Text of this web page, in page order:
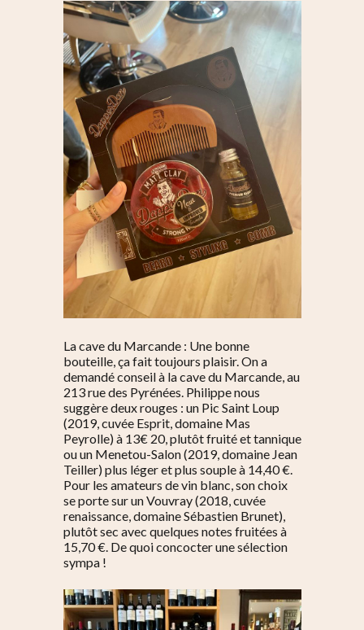
La cave du Marcande : Une bonne
bouteille, ça fait toujours plaisir. On a
demandé conseil à la cave du Marcande, au
213 rue des Pyrénées. Philippe nous
suggère deux rouges : un Pic Saint Loup
(2019, cuvée Esprit, domaine Mas
Peyrolle) à 13€ 20, plutôt fruité et tannique
ou un Menetou-Salon (2019, domaine Jean
Teiller) plus léger et plus souple à 14,40 €.
Pour les amateurs de vin blanc, son choix
se porte sur un Vouvray (2018, cuvée
renaissance, domaine Sébastien Brunet),
plutôt sec avec quelques notes fruitées à
15,70 €. De quoi concocter une sélection
sympa !